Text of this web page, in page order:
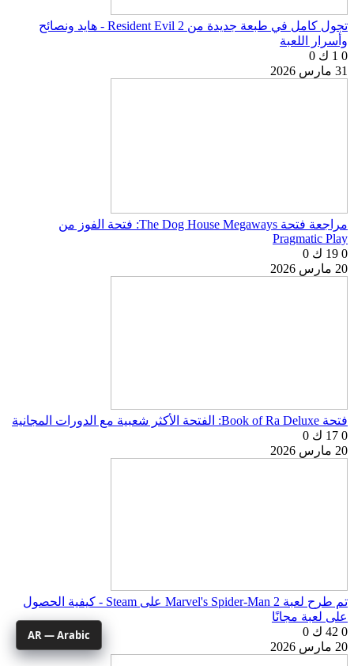
تجول كامل في طبعة جديدة من Resident Evil 2 - هايد ونصائح
وأسرار اللعبة
0 1 ك
0
31 مارس 2026
مراجعة فتحة The Dog House Megaways: فتحة الفوز من
Pragmatic Play
0 19 ك
0
20 مارس 2026
فتحة Book of Ra Deluxe: الفتحة الأكثر شعبية مع الدورات المجانية
0 17 ك
0
20 مارس 2026
تم طرح لعبة Marvel's Spider-Man 2 على Steam - كيفية الحصول
على لعبة مجانًا
0 42 ك
0
20 مارس 2026
AR — Arabic